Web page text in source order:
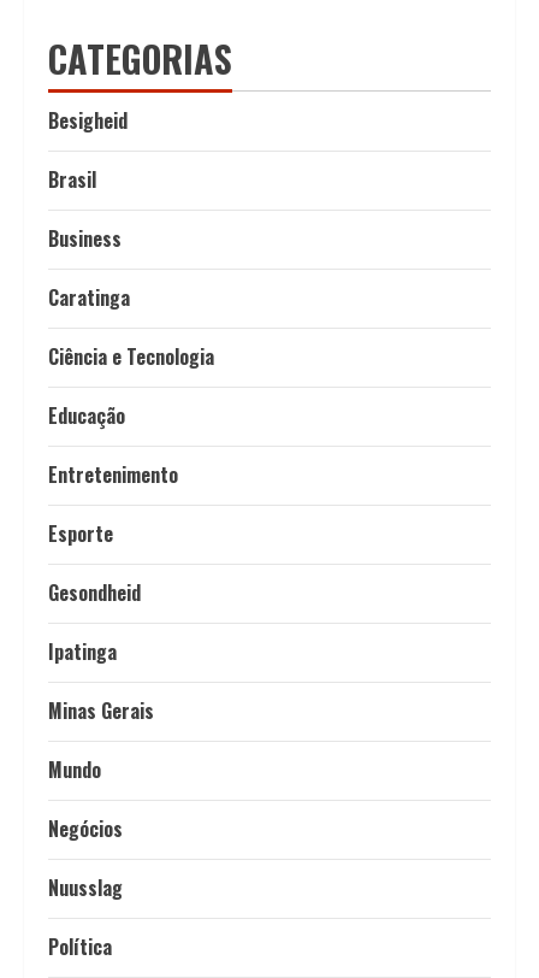
CATEGORIAS
Besigheid
Brasil
Business
Caratinga
Ciência e Tecnologia
Educação
Entretenimento
Esporte
Gesondheid
Ipatinga
Minas Gerais
Mundo
Negócios
Nuusslag
Política